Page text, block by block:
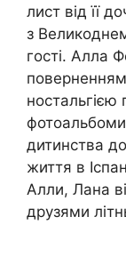
лист від її
з
гості. Алла
ностальгією
дитинства
життя в
Алли, Лана
друзями